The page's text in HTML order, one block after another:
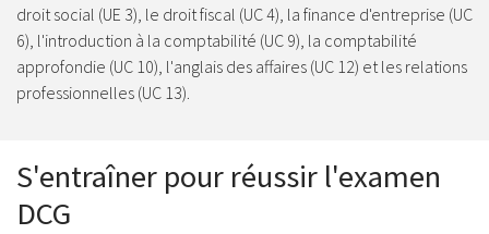
droit social (UE 3), le droit fiscal (UC 4), la finance d'entreprise (UC
6), l'introduction à la comptabilité (UC 9), la comptabilité
approfondie (UC 10), l'anglais des affaires (UC 12) et les relations
professionnelles (UC 13).
S'entraîner pour réussir l'examen
DCG